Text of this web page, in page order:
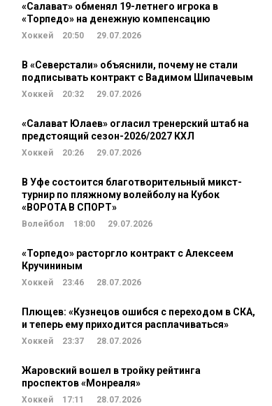
«Салават» обменял 19-летнего игрока в
«Торпедо» на денежную компенсацию
Хоккей 20:50 29.07.2026
В «Северстали» объяснили, почему не стали
подписывать контракт с Вадимом Шипачевым
Хоккей 20:32 29.07.2026
«Салават Юлаев» огласил тренерский штаб на
предстоящий сезон-2026/2027 КХЛ
Хоккей 20:26 29.07.2026
В Уфе состоится благотворительный микст-
турнир по пляжному волейболу на Кубок
«ВОРОТА В СПОРТ»
Волейбол 18:00 29.07.2026
«Торпедо» расторгло контракт с Алексеем
Кручининым
Хоккей 23:46 28.07.2026
Плющев: «Кузнецов ошибся с переходом в СКА,
и теперь ему приходится расплачиваться»
Хоккей 23:37 28.07.2026
Жаровский вошел в тройку рейтинга
проспектов «Монреаля»
Хоккей 17:11 28.07.2026